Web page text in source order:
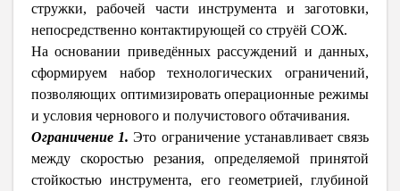
стружки, рабочей части инструмента и заготовки,
непосредственно контактирующей со струёй СОЖ.
На основании приведённых рассуждений и данных,
сформируем набор технологических ограничений,
позволяющих оптимизировать операционные режимы
и условия чернового и получистового обтачивания.
Ограничение 1. Это ограничение устанавливает связь
между скоростью резания, определяемой принятой
стойкостью инструмента, его геометрией, глубиной